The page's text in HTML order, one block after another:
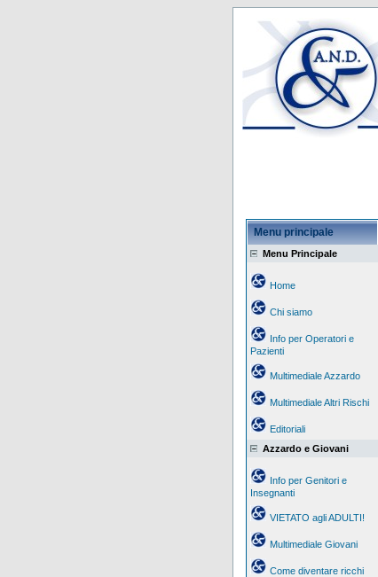
Menu principale
Menu Principale
Home
Chi siamo
Info per Operatori e
Pazienti
Multimediale Azzardo
Multimediale Altri Rischi
Editoriali
Azzardo e Giovani
Info per Genitori e
Insegnanti
VIETATO agli ADULTI!
Multimediale Giovani
Come diventare ricchi